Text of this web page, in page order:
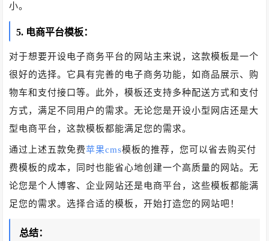
小。
5. 电商平台模板：
对于想要开设电子商务平台的网站主来说，这款模板是一个
很好的选择。它具有完善的电子商务功能，如商品展示、购
物车和支付接口等。此外，模板还支持多种配送方式和支付
方式，满足不同用户的需求。无论您是开设小型网店还是大
型电商平台，这款模板都能满足您的需求。
通过上述五款免费苹果cms模板的推荐，您可以省去购买付
费模板的成本，同时也能省心地创建一个高质量的网站。无
论您是个人博客、企业网站还是电商平台，这些模板都能满
足您的需求。选择合适的模板，开始打造您的网站吧！
总结：